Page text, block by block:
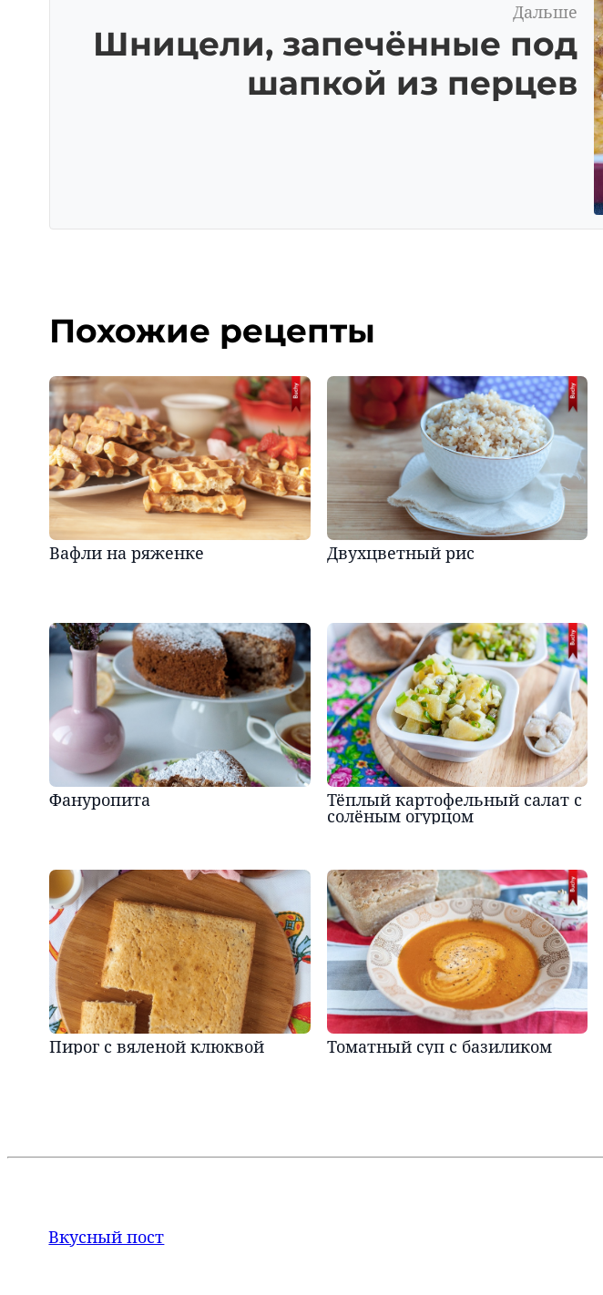
Дальше
Шницели, запечённые под
шапкой из перцев
Похожие рецепты
Вафли на ряженке Двухцветный рис
Фануропита Тёплый картофельный салат с
солёным огурцом
Пирог с вяленой клюквой Томатный суп с базиликом
Вкусный пост